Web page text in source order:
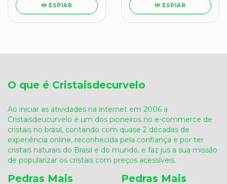
ESPIAR ESPIAR
O que é Cristaisdecurvelo
Ao iniciar as atividades na internet em 2006 a
Cristaisdeucurvelo é um dos pioneiros no e-commerce de
cristais no brasil, contando com quase 2 décadas de
experiência online, reconhecida pela confiança e por ter
cristais naturais do Brasil e do mundo, e faz jus a sua missão
de popularizar os cristais com preços acessíveis.
Pedras Mais
Pedras Mais